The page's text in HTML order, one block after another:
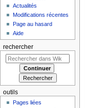
Actualités
Modifications récentes
Page au hasard
Aide
rechercher
outils
Pages liées